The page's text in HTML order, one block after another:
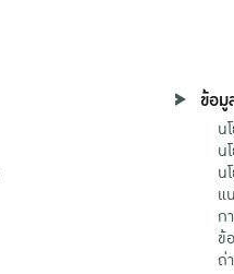
ข้อมู
น
น
น
แ
ก
ข้
ถ่